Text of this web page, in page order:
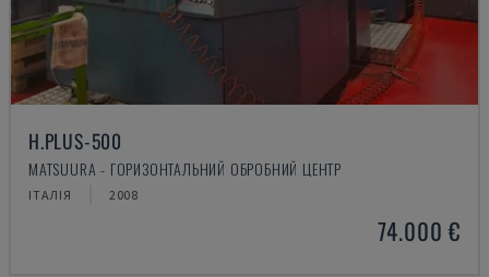
H.PLUS-500
MATSUURA - ГОРИЗОНТАЛЬНИЙ ОБРОБНИЙ ЦЕНТР
ІТАЛІЯ 2008
74.000 €